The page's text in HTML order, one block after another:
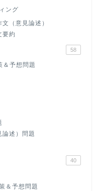
ング
（意見論述）
要約
58
＆予想問題
論述）問題
40
＆予想問題